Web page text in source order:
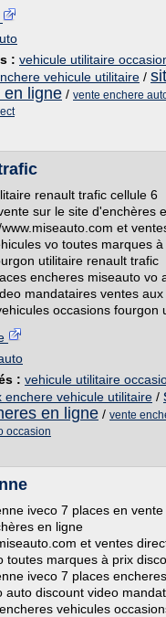
: vehicule utilitaire
vehicule utilitaire /
en ligne / vente enchere
renault trafic cellule 6
sur le site d'enchères
et
vo toutes marques à
utilitaire renault trafic
encheres miseauto vo
mandataires ventes aux
occasions fourgon
: vehicule utilitaire
enchere vehicule utilitaire /
en ligne / vente
occasion
iveco 7 places en vente
en ligne
et ventes
toutes marques à prix
iveco 7 places encheres
auto discount video
vehicules